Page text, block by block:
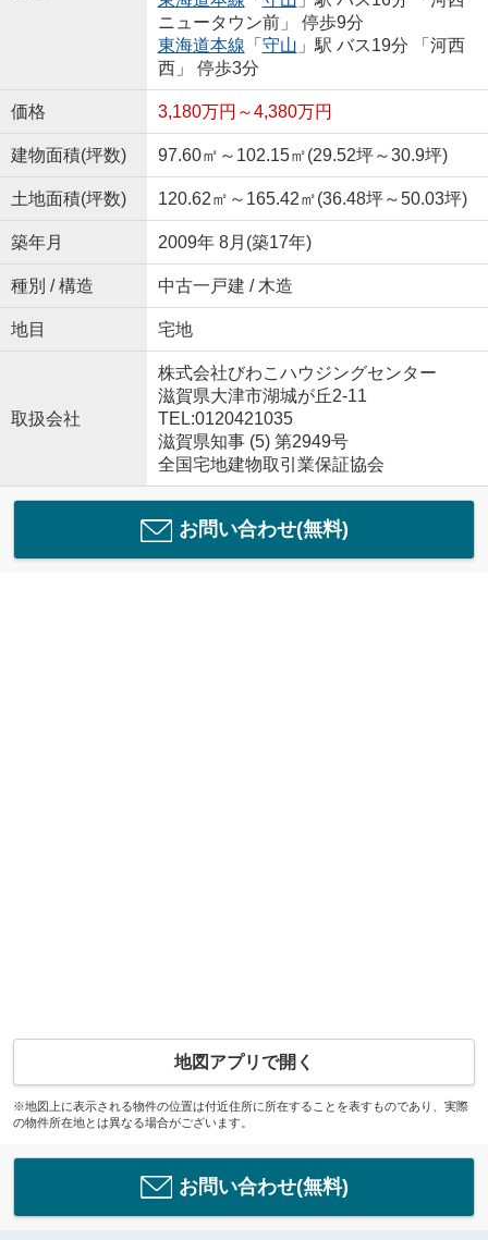
ニュータウン前」 停歩9分
東海道本線 「 守山 」駅 バス19分 「河西
西」 停歩3分
価格 3,180万円～4,380万円
建物面積(坪数) 97.60㎡～102.15㎡(29.52坪～30.9坪)
土地面積(坪数) 120.62㎡～165.42㎡(36.48坪～50.03坪)
築年月 2009年 8月(築17年)
種別 / 構造 中古一戸建 / 木造
地目 宅地
取扱会社
株式会社びわこハウジングセンター
滋賀県大津市湖城が丘2-11
TEL:0120421035
滋賀県知事 (5) 第2949号
全国宅地建物取引業保証協会
お問い合わせ(無料)
地図アプリで開く
※地図上に表示される物件の位置は付近住所に所在することを表すものであり、実際
の物件所在地とは異なる場合がございます。
お問い合わせ(無料)